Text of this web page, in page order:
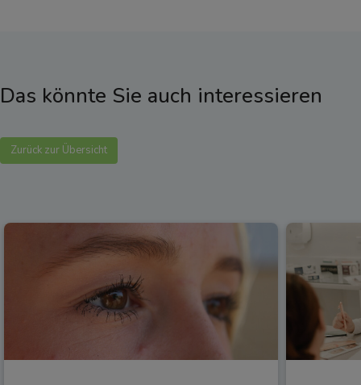
Das könnte Sie auch interessieren
Zurück zur Übersicht